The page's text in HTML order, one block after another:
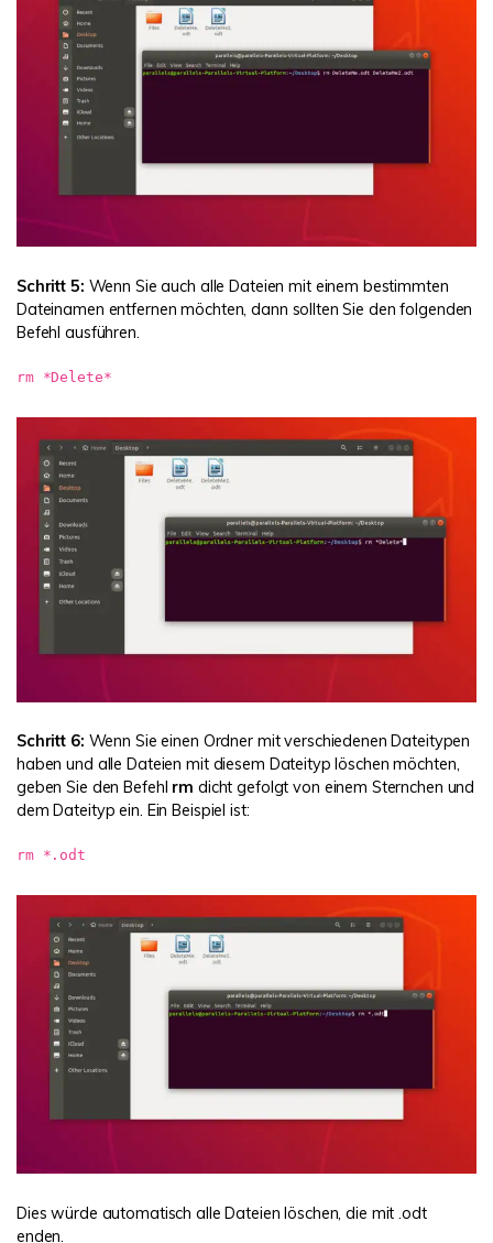
Schritt 5: Wenn Sie auch alle Dateien mit einem bestimmten
Dateinamen entfernen möchten, dann sollten Sie den folgenden
Befehl ausführen.
rm *Delete*
Schritt 6: Wenn Sie einen Ordner mit verschiedenen Dateitypen
haben und alle Dateien mit diesem Dateityp löschen möchten,
geben Sie den Befehl rm dicht gefolgt von einem Sternchen und
dem Dateityp ein. Ein Beispiel ist:
rm *.odt
Dies würde automatisch alle Dateien löschen, die mit .odt
enden.